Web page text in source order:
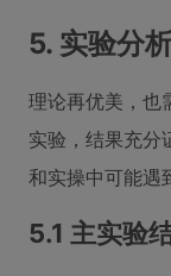
5. 实验分
理论再优美，也
实验，结果充分
和实操中可能遇
5.1 主实验